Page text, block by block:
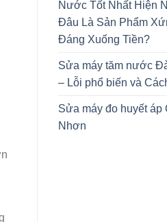
Nước Tốt Nhất Hiện
Đâu Là Sản Phẩm
Đáng Xuống Tiền?
Sửa máy tăm nước
– Lỗi phổ biến và
Sửa máy đo huyết áp
Nhơn